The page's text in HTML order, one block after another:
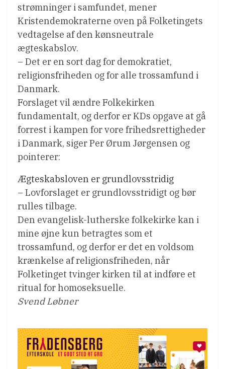
strømninger i samfundet, mener
Kristendemokraterne oven på Folketingets
vedtagelse af den kønsneutrale
ægteskabslov.
– Det er en sort dag for demokratiet,
religionsfriheden og for alle trossamfund i
Danmark.
Forslaget vil ændre Folkekirken
fundamentalt, og derfor er KDs opgave at gå
forrest i kampen for vore frihedsrettigheder
i Danmark, siger Per Ørum Jørgensen og
pointerer:
Ægteskabsloven er grundlovsstridig
– Lovforslaget er grundlovsstridigt og bør
rulles tilbage.
Den evangelisk-lutherske folkekirke kan i
mine øjne kun betragtes som et
trossamfund, og derfor er det en voldsom
krænkelse af religionsfriheden, når
Folketinget tvinger kirken til at indføre et
ritual for homoseksuelle.
Svend Løbner